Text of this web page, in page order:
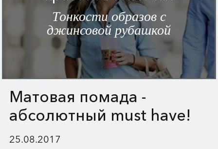
Тонкости образов с
джинсовой рубашкой
Матовая помада -
абсолютный must have!
25.08.2017